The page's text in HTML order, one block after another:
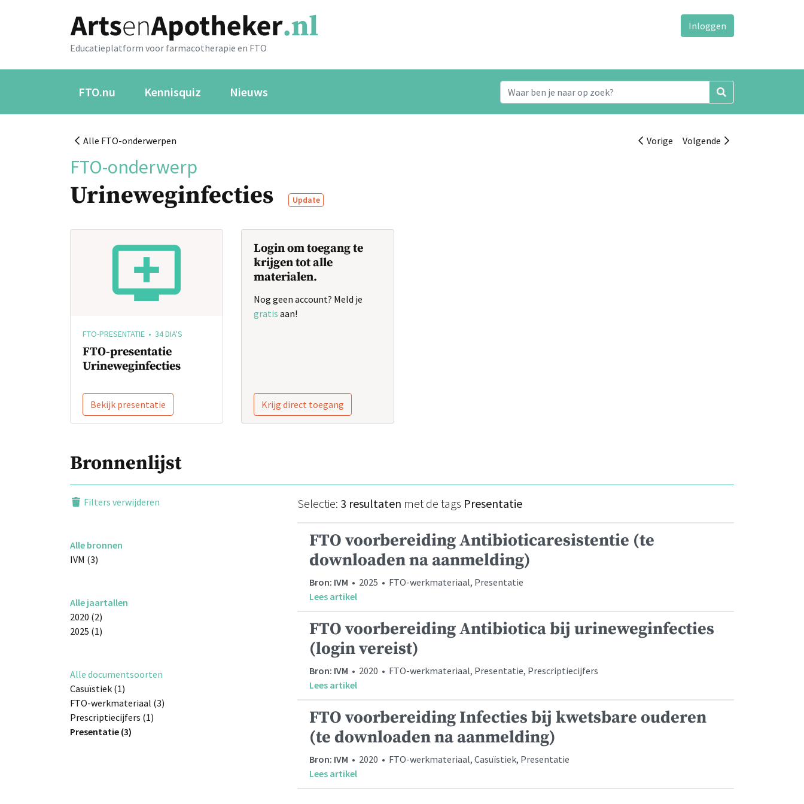
Educatieplatform voor farmacotherapie en FTO
Inloggen
FTO.nu Kennisquiz Nieuws
Alle FTO-onderwerpen Vorige Volgende
FTO-onderwerp
Urineweginfecties Update
FTO-PRESENTATIE • 34 DIA'S
FTO-presentatie
Urineweginfecties
Bekijk presentatie
Login om toegang te
krijgen tot alle
materialen.
Nog geen account? Meld je
gratis aan!
Krijg direct toegang
Bronnenlijst
Filters verwijderen
Alle bronnen
IVM (3)
Alle jaartallen
2020 (2)
2025 (1)
Alle documentsoorten
Casuïstiek (1)
FTO-werkmateriaal (3)
Prescriptiecijfers (1)
Presentatie (3)
Selectie: 3 resultaten met de tags Presentatie
FTO voorbereiding Antibioticaresistentie (te
downloaden na aanmelding)
Bron: IVM • 2025 • FTO-werkmateriaal, Presentatie
Lees artikel
FTO voorbereiding Antibiotica bij urineweginfecties
(login vereist)
Bron: IVM • 2020 • FTO-werkmateriaal, Presentatie, Prescriptiecijfers
Lees artikel
FTO voorbereiding Infecties bij kwetsbare ouderen
(te downloaden na aanmelding)
Bron: IVM • 2020 • FTO-werkmateriaal, Casuïstiek, Presentatie
Lees artikel